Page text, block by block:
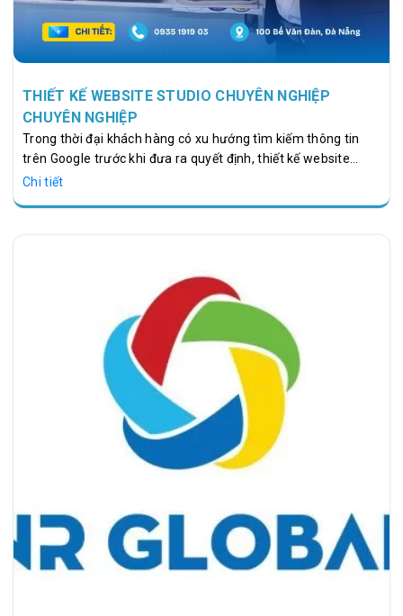
THIẾT KẾ WEBSITE STUDIO CHUYÊN NGHIỆP
CHUYÊN NGHIỆP
Trong thời đại khách hàng có xu hướng tìm kiếm thông tin
trên Google trước khi đưa ra quyết định, thiết kế website
studio không còn là một lựa chọn mà đã trở thành yếu tố
kinh nghiệm triển khai nhiều giải pháp website chuẩn SEO,
NR Global mang đến những…
Chi tiết